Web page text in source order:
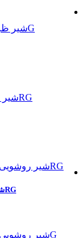
شیر روشویی پایه بلند کرومات مدل ویکتوریا 13803RG